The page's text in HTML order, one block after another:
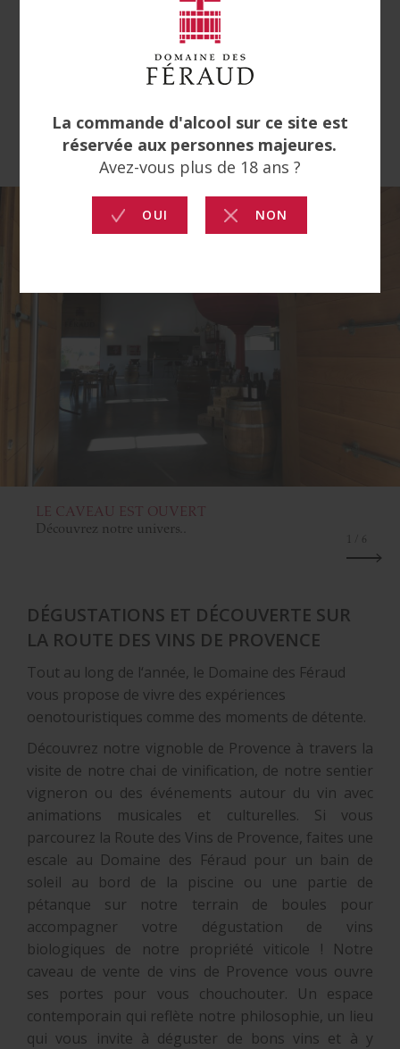
de 30 € pour toute commande inférieure à
À partir d'une commande de 300 € vous
BIENVENUE !
LE CAVEAU EST OUVERT
Découvrez notre univers..
/ 6
DÉGUSTATIONS ET DÉCOUVERTE SUR
LA ROUTE DES VINS DE PROVENCE
Tout au long de l‘année, le Domaine des Féraud
vous propose de vivre des expériences
oenotouristiques comme des moments de détente.
Découvrez notre vignoble de Provence à travers la
visite de notre chai de vinification, de notre sentier
vigneron ou des événements autour du vin avec
animations musicales et culturelles. Si vous
parcourez la Route des Vins de Provence, faites une
escale au Domaine des Féraud pour un bain de
soleil au bord de la piscine ou une partie de
pétanque sur notre terrain de boules pour
accompagner votre dégustation de vins
biologiques de notre propriété viticole ! Notre
caveau de vente de vins de Provence vous ouvre
ses portes pour vous chouchouter. Un espace
contemporain qui reflète notre philosophie, un lieu
qui vous invite à déguster de bons vins et à y